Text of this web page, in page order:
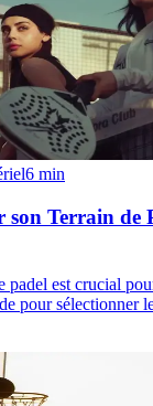
6 min
Terrain de
padel est crucial
pour sélectionner